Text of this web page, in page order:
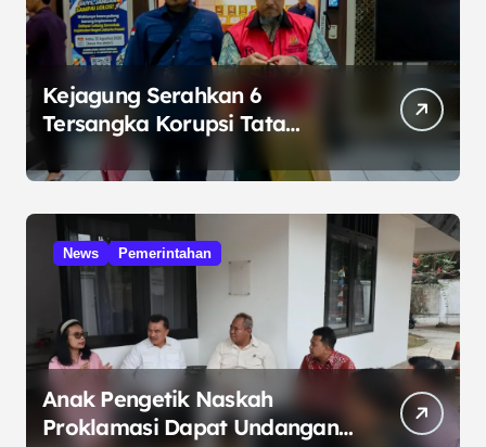
Kejagung Serahkan 6
Tersangka Korupsi Tata
Kelola Minyak ke Penuntut
Umum
News Pemerintahan
Anak Pengetik Naskah
Proklamasi Dapat Undangan